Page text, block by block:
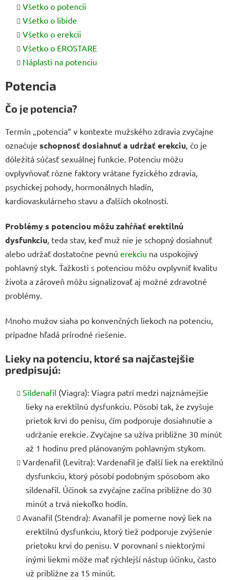
Všetko o potencii
Všetko o libide
Všetko o erekcii
Všetko o EROSTARE
Náplasti na potenciu
Potencia
Čo je potencia?
Termín „potencia“ v kontexte mužského zdravia zvyčajne
označuje schopnosť dosiahnuť a udržať erekciu , čo je
dôležitá súčasť sexuálnej funkcie. Potenciu môžu
ovplyvňovať rôzne faktory vrátane fyzického zdravia,
psychickej pohody, hormonálnych hladín,
kardiovaskulárneho stavu a ďalších okolností.
Problémy s potenciou môžu zahŕňať erektilnú
dysfunkciu , teda stav, keď muž nie je schopný dosiahnuť
alebo udržať dostatočne pevnú erekciu na uspokojivý
pohlavný styk. Ťažkosti s potenciou môžu ovplyvniť kvalitu
života a zároveň môžu signalizovať aj možné zdravotné
problémy.
Mnoho mužov siaha po konvenčných liekoch na potenciu,
prípadne hľadá prírodné riešenie.
Lieky na potenciu, ktoré sa najčastejšie
predpisujú:
Sildenafil (Viagra): Viagra patrí medzi najznámejšie
lieky na erektilnú dysfunkciu. Pôsobí tak, že zvyšuje
prietok krvi do penisu, čím podporuje dosiahnutie a
udržanie erekcie. Zvyčajne sa užíva približne 30 minút
až 1 hodinu pred plánovaným pohlavným stykom.
Vardenafil (Levitra): Vardenafil je ďalší liek na erektilnú
dysfunkciu, ktorý pôsobí podobným spôsobom ako
sildenafil. Účinok sa zvyčajne začína približne do 30
minút a trvá niekoľko hodín.
Avanafil (Stendra): Avanafil je pomerne nový liek na
erektilnú dysfunkciu, ktorý tiež podporuje zvýšenie
prietoku krvi do penisu. V porovnaní s niektorými
inými liekmi môže mať rýchlejší nástup účinku, často
už približne za 15 minút.